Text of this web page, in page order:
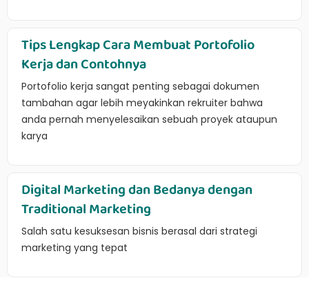
Tips Lengkap Cara Membuat Portofolio
Kerja dan Contohnya
Portofolio kerja sangat penting sebagai dokumen
tambahan agar lebih meyakinkan rekruiter bahwa
anda pernah menyelesaikan sebuah proyek ataupun
karya
Digital Marketing dan Bedanya dengan
Traditional Marketing
Salah satu kesuksesan bisnis berasal dari strategi
marketing yang tepat